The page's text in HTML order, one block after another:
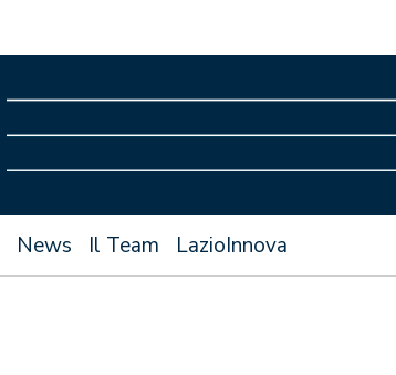
News Il Team LazioInnova